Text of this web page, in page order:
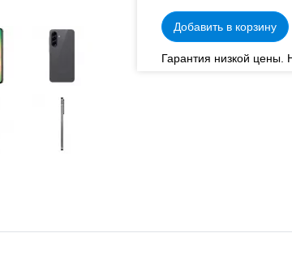
Добавить в корзину
Гарантия низкой цены.